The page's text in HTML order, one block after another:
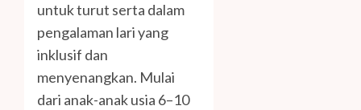
untuk turut serta dalam
pengalaman lari yang
inklusif dan
menyenangkan. Mulai
dari anak-anak usia 6–10